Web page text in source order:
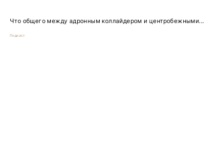
Что общего между адронным коллайдером и центробежными...
Подкаст